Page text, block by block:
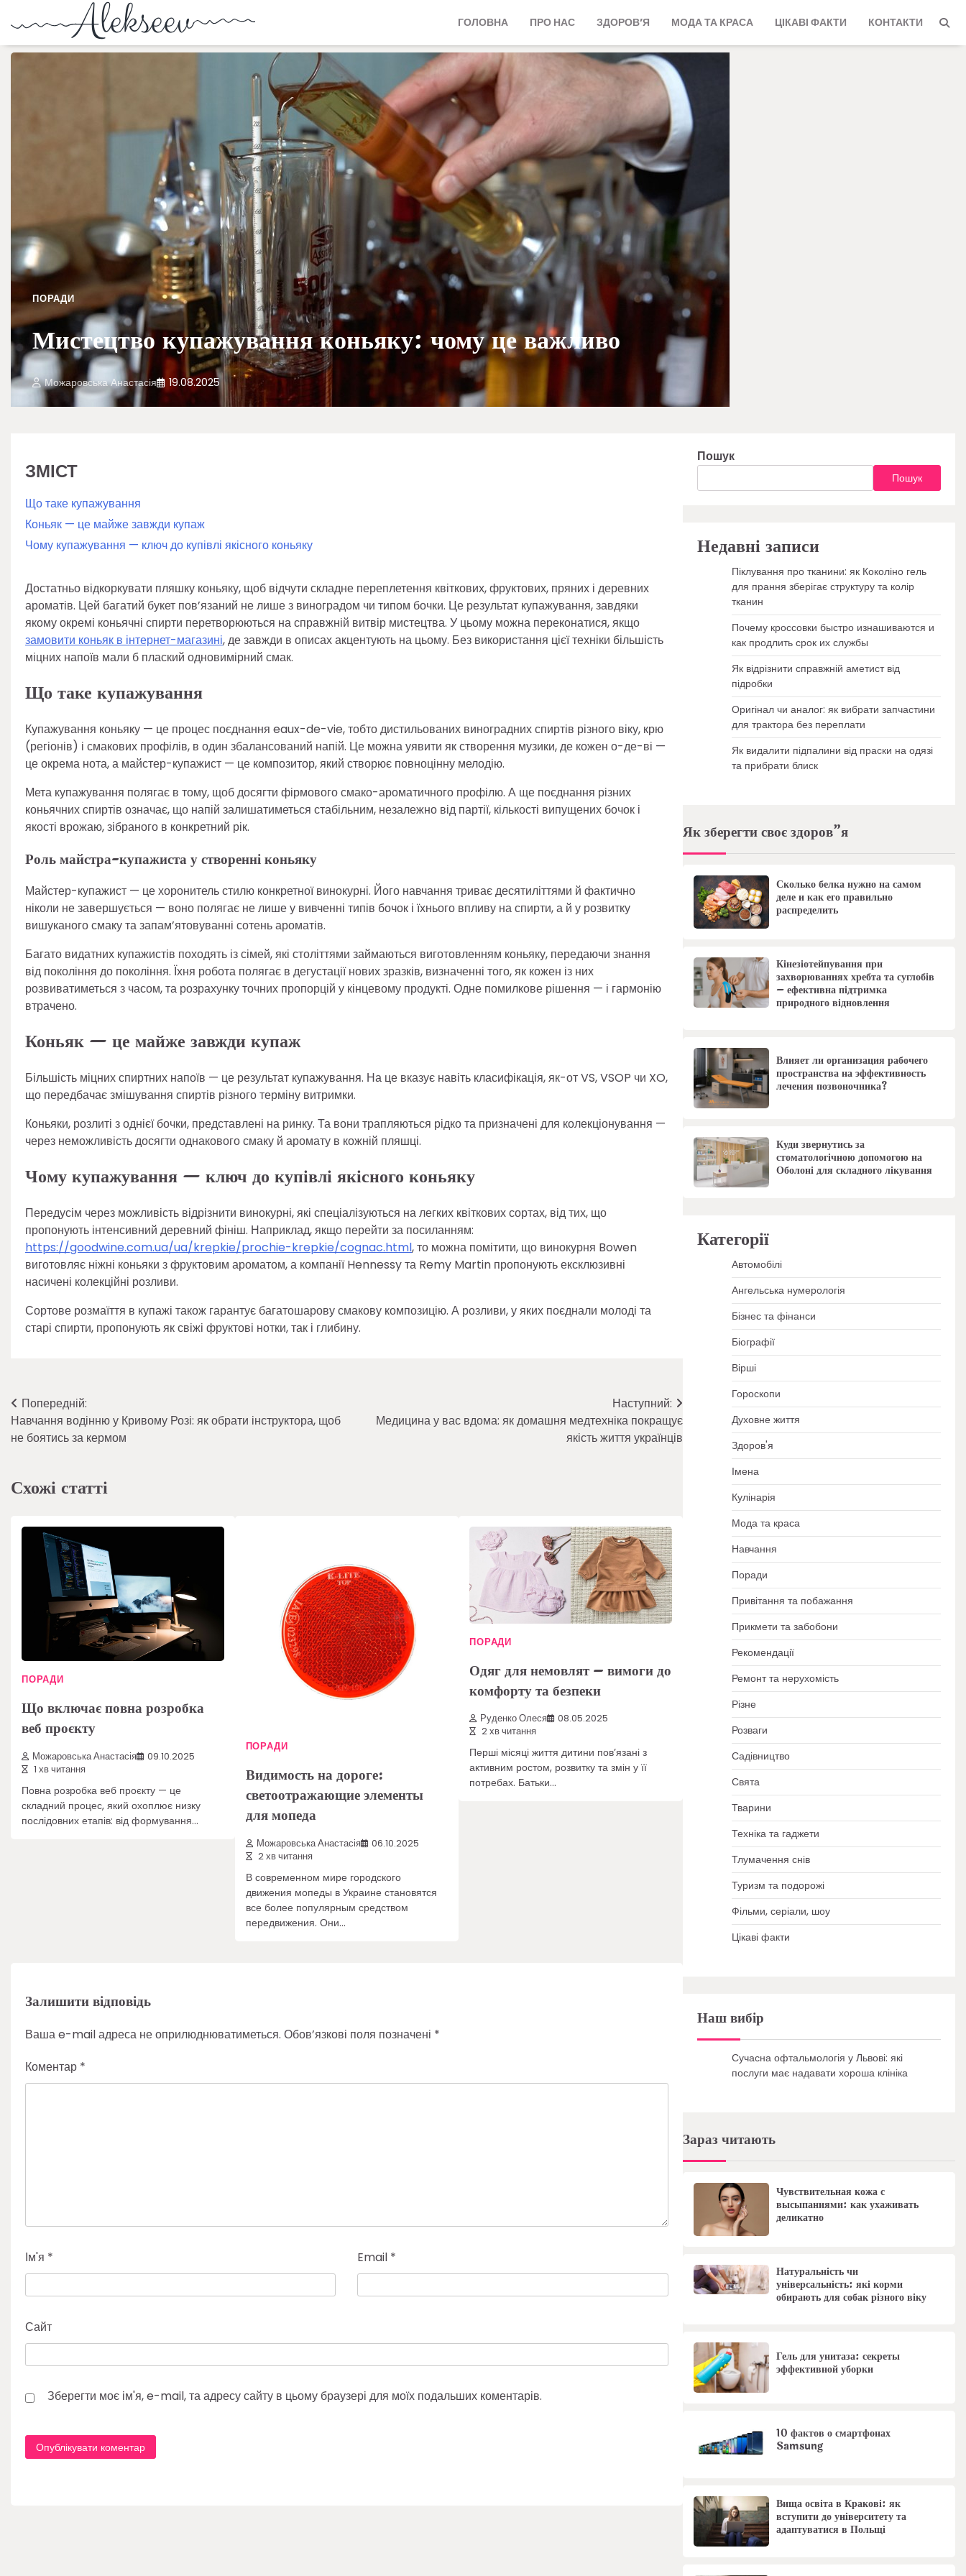
ГОЛОВНА ПРО НАС ЗДОРОВ’Я МОДА ТА КРАСА ЦІКАВІ ФАКТИ КОНТАКТИ
ПОРАДИ
Мистецтво купажування коньяку: чому це важливо
Можаровська Анастасія 19.08.2025
ЗМІСТ
Що таке купажування
Коньяк — це майже завжди купаж
Чому купажування — ключ до купівлі якісного коньяку
Достатньо відкоркувати пляшку коньяку, щоб відчути складне переплетення квіткових, фруктових, пряних і деревних
ароматів. Цей багатий букет пов’язаний не лише з виноградом чи типом бочки. Це результат купажування, завдяки
якому окремі коньячні спирти перетворюються на справжній витвір мистецтва. У цьому можна переконатися, якщо
замовити коньяк в інтернет-магазині, де завжди в описах акцентують на цьому. Без використання цієї техніки більшість
міцних напоїв мали б плаский одновимірний смак.
Що таке купажування
Купажування коньяку — це процес поєднання eaux-de-vie, тобто дистильованих виноградних спиртів різного віку, крю
(регіонів) і смакових профілів, в один збалансований напій. Це можна уявити як створення музики, де кожен о-де-ві —
це окрема нота, а майстер-купажист — це композитор, який створює повноцінну мелодію.
Мета купажування полягає в тому, щоб досягти фірмового смако-ароматичного профілю. А ще поєднання різних
коньячних спиртів означає, що напій залишатиметься стабільним, незалежно від партії, кількості випущених бочок і
якості врожаю, зібраного в конкретний рік.
Роль майстра-купажиста у створенні коньяку
Майстер-купажист — це хоронитель стилю конкретної винокурні. Його навчання триває десятиліттями й фактично
ніколи не завершується — воно полягає не лише у вивченні типів бочок і їхнього впливу на спирти, а й у розвитку
вишуканого смаку та запам’ятовуванні сотень ароматів.
Багато видатних купажистів походять із сімей, які століттями займаються виготовленням коньяку, передаючи знання
від покоління до покоління. Їхня робота полягає в дегустації нових зразків, визначенні того, як кожен із них
розвиватиметься з часом, та розрахунку точних пропорцій у кінцевому продукті. Одне помилкове рішення — і гармонію
втрачено.
Коньяк — це майже завжди купаж
Більшість міцних спиртних напоїв — це результат купажування. На це вказує навіть класифікація, як-от VS, VSOP чи XO,
що передбачає змішування спиртів різного терміну витримки.
Коньяки, розлиті з однієї бочки, представлені на ринку. Та вони трапляються рідко та призначені для колекціонування —
через неможливість досягти однакового смаку й аромату в кожній пляшці.
Чому купажування — ключ до купівлі якісного коньяку
Передусім через можливість відрізнити винокурні, які спеціалізуються на легких квіткових сортах, від тих, що
пропонують інтенсивний деревний фініш. Наприклад, якщо перейти за посиланням:
https://goodwine.com.ua/ua/krepkie/prochie-krepkie/cognac.html, то можна помітити, що винокурня Bowen
виготовляє ніжні коньяки з фруктовим ароматом, а компанії Hennessy та Remy Martin пропонують ексклюзивні
насичені колекційні розливи.
Сортове розмаїття в купажі також гарантує багатошарову смакову композицію. А розливи, у яких поєднали молоді та
старі спирти, пропонують як свіжі фруктові нотки, так і глибину.
Навігація
записів
Попередній:
Навчання водінню у Кривому Розі: як обрати інструктора, щоб
не боятись за кермом
Наступний:
Медицина у вас вдома: як домашня медтехніка покращує
якість життя українців
Схожі статті
ПОРАДИ
Що включає повна розробка
веб проєкту
Можаровська Анастасія
09.10.2025
1 хв читання
Повна розробка веб проєкту — це
складний процес, який охоплює низку
послідовних етапів: від формування…
ПОРАДИ
Видимость на дороге:
светоотражающие элементы
для мопеда
Можаровська Анастасія
06.10.2025
2 хв читання
В современном мире городского
движения мопеды в Украине становятся
все более популярным средством
передвижения. Они…
ПОРАДИ
Одяг для немовлят – вимоги до
комфорту та безпеки
Руденко Олеся
08.05.2025
2 хв читання
Перші місяці життя дитини пов’язані з
активним ростом, розвитку та змін у її
потребах. Батьки…
Залишити відповідь
Ваша e-mail адреса не оприлюднюватиметься. Обов’язкові поля позначені *
Коментар *
Ім'я * Email *
Сайт
Зберегти моє ім'я, e-mail, та адресу сайту в цьому браузері для моїх подальших коментарів.
Пошук
Пошук
Недавні записи
Піклування про тканини: як Коколіно гель
для прання зберігає структуру та колір
тканин
Почему кроссовки быстро изнашиваются и
как продлить срок их службы
Як відрізнити справжній аметист від
підробки
Оригінал чи аналог: як вибрати запчастини
для трактора без переплати
Як видалити підпалини від праски на одязі
та прибрати блиск
Як зберегти своє здоров”я
Сколько белка нужно на самом
деле и как его правильно
распределить
Кінезіотейпування при
захворюваннях хребта та суглобів
– ефективна підтримка
природного відновлення
Влияет ли организация рабочего
пространства на эффективность
лечения позвоночника?
Куди звернутись за
стоматологічною допомогою на
Оболоні для складного лікування
Категорії
Автомобілі
Ангельська нумерологія
Бізнес та фінанси
Біографії
Вірші
Гороскопи
Духовне життя
Здоров'я
Імена
Кулінарія
Мода та краса
Навчання
Поради
Привітання та побажання
Прикмети та забобони
Рекомендації
Ремонт та нерухомість
Різне
Розваги
Садівництво
Свята
Тварини
Техніка та гаджети
Тлумачення снів
Туризм та подорожі
Фільми, серіали, шоу
Цікаві факти
Наш вибір
Сучасна офтальмологія у Львові: які
послуги має надавати хороша клініка
Зараз читають
Чувствительная кожа с
высыпаниями: как ухаживать
деликатно
Натуральність чи
універсальність: які корми
обирають для собак різного віку
Гель для унитаза: секреты
эффективной уборки
10 фактов о смартфонах
Samsung
Вища освіта в Кракові: як
вступити до університету та
адаптуватися в Польщі